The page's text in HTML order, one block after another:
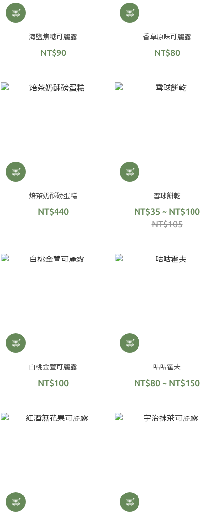
海鹽焦糖可麗露
NT$90
香草原味可麗露
NT$80
焙茶奶酥磅蛋糕
NT$440
雪球餅乾
NT$35 ~ NT$100
NT$105
白桃金萱可麗露
NT$100
咕咕霍夫
NT$80 ~ NT$150